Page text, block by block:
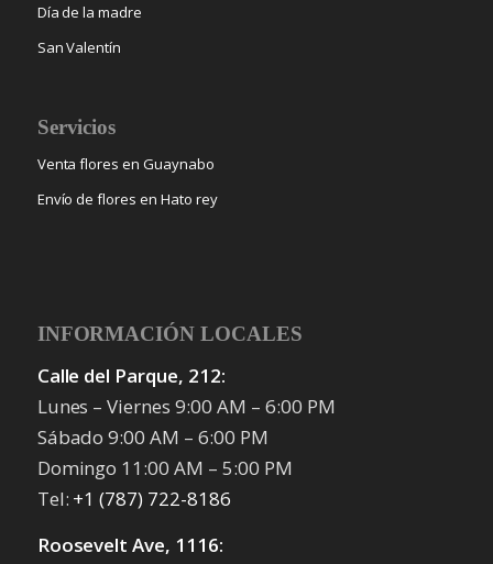
Día de la madre
San Valentín
Servicios
Venta flores en Guaynabo
Envío de flores en Hato rey
INFORMACIÓN LOCALES
Calle del Parque, 212:
Lunes – Viernes 9:00 AM – 6:00 PM
Sábado 9:00 AM – 6:00 PM
Domingo 11:00 AM – 5:00 PM
Tel: +1 (787) 722-8186
Roosevelt Ave, 1116: